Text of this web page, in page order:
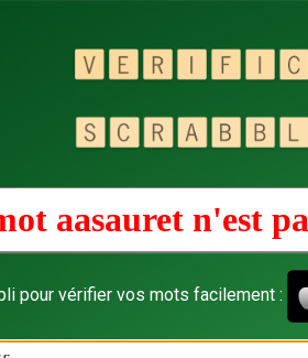
aasauret n'est
pour vérifier vos mots facilement :